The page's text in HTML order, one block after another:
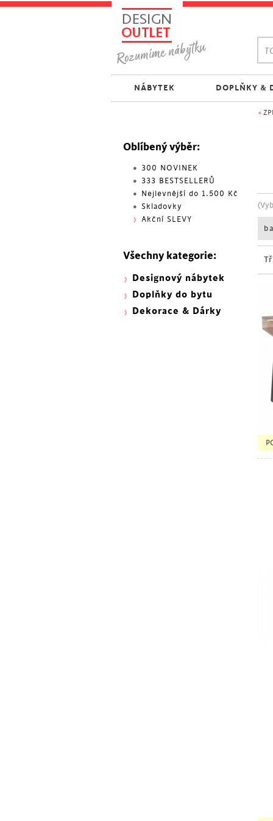
<
Oblíbený výběr:
300 NOVINEK
333 BESTSELLERŮ
Nejlevnější do 1.500 Kč
Skladovky
Akční SLEVY
Všechny kategorie:
Designový nábytek
Doplňky do bytu
Dekorace & Dárky
NÁBYTEK DOPLŇKY &